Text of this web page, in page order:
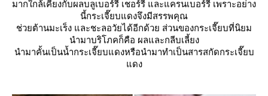
มากใกล้เคียงกับผลบลูเบอร์รี เชอร์รี และแครนเบอร์รี เพราะอย่าง
นี้กระเจี๊ยบแดงจึงมีสรรพคุณ
ช่วยต้านมะเร็ง และชะลอวัยได้อีกด้วย ส่วนของกระเจี๊ยบที่นิยม
นำมาบริโภคก็คือ ผลและกลีบเลี้ยง
นำมาคั้นเป็นน้ำกระเจี๊ยบแดงหรือนำมาทำเป็นสารสกัดกระเจี๊ยบ
ดง